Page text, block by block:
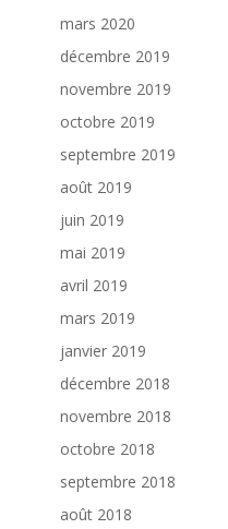
mars 2020
décembre 2019
novembre 2019
octobre 2019
septembre 2019
août 2019
juin 2019
mai 2019
avril 2019
mars 2019
janvier 2019
décembre 2018
novembre 2018
octobre 2018
septembre 2018
août 2018